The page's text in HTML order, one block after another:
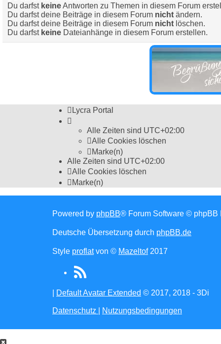
Du darfst keineAntworten zu Themen in diesem Forum
Du darfst deine Beiträge in diesem Forum nicht ändern.
Du darfst deine Beiträge in diesem Forum nicht löschen.
Du darfst keine Dateianhänge in diesem Forum erstellen.
Lycra Portal
Alle Zeiten sind UTC+02:00
Alle Cookies löschen
Marke(n)
Alle Zeiten sind UTC+02:00
Alle Cookies löschen
Marke(n)
Powered by phpBB® Forum Software © phpBB
Deutsche Übersetzung durch phpBB.de
Style proflatvon © Mazeltof2017
RSS
(Opens
Default Avatar Extended © 2017, 2018 - 3Di
Datenschutz Nutzungsbedingungen